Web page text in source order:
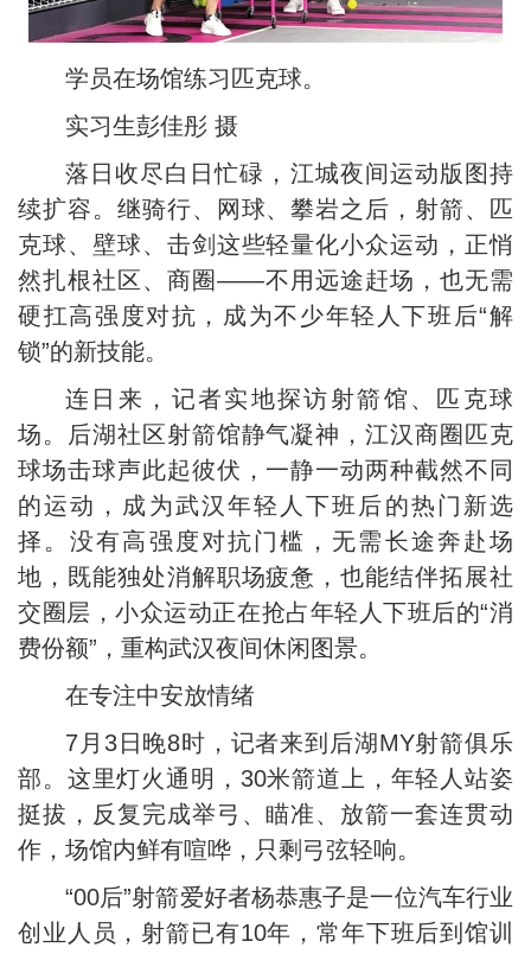
学员在场馆练习匹克球。
实习生彭佳彤 摄
落日收尽白日忙碌，江城夜间运动版图持
续扩容。继骑行、网球、攀岩之后，射箭、匹
克球、壁球、击剑这些轻量化小众运动，正悄
然扎根社区、商圈——不用远途赶场，也无需
硬扛高强度对抗，成为不少年轻人下班后“解
锁”的新技能。
连日来，记者实地探访射箭馆、匹克球
场。后湖社区射箭馆静气凝神，江汉商圈匹克
球场击球声此起彼伏，一静一动两种截然不同
的运动，成为武汉年轻人下班后的热门新选
择。没有高强度对抗门槛，无需长途奔赴场
地，既能独处消解职场疲惫，也能结伴拓展社
交圈层，小众运动正在抢占年轻人下班后的“消
费份额”，重构武汉夜间休闲图景。
在专注中安放情绪
7月3日晚8时，记者来到后湖MY射箭俱乐
部。这里灯火通明，30米箭道上，年轻人站姿
挺拔，反复完成举弓、瞄准、放箭一套连贯动
作，场馆内鲜有喧哗，只剩弓弦轻响。
“00后”射箭爱好者杨恭惠子是一位汽车行业
创业人员，射箭已有10年，常年下班后到馆训